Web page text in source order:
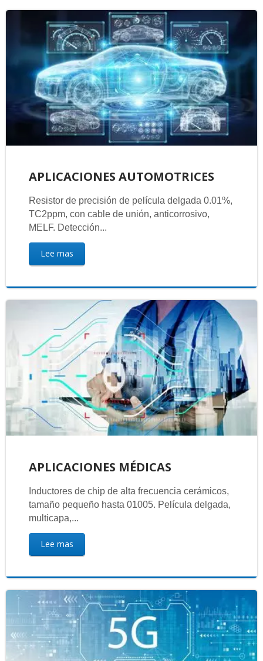
APLICACIONES AUTOMOTRICES
Resistor de precisión de película delgada 0.01%,
TC2ppm, con cable de unión, anticorrosivo,
MELF. Detección...
Lee mas
APLICACIONES MÉDICAS
Inductores de chip de alta frecuencia cerámicos,
tamaño pequeño hasta 01005. Película delgada,
multicapa,...
Lee mas